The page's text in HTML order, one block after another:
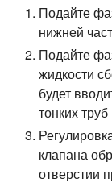
Подайте
нижней
Подайте
жидкости
будет
тонких труб
клапана
отверстии